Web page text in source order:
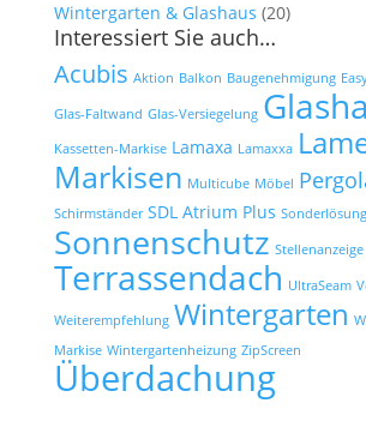
Wintergarten & Glashaus (20)
Interessiert Sie auch…
Acubis Aktion Balkon Baugenehmigung
Glas-Faltwand Glas-Versiegelung
Kassetten-Markise Lamaxa Lamaxxa
Markisen Multicube Möbel
Schirmständer SDL Atrium Plus Sonderlösung
Sonnenschutz Stellenanzeige
Terrassendach UltraSeam
Weiterempfehlung Wintergarten
Markise Wintergartenheizung ZipScreen
Überdachung